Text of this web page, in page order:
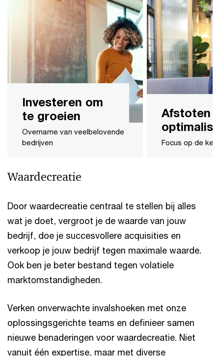
Investeren om
te groeien
Overname van veelbelovende
bedrijven
Afstoten
Focus op de kern
Waardecreatie
Door waardecreatie centraal te stellen bij alles
wat je doet, vergroot je de waarde van jouw
bedrijf, doe je succesvollere acquisities en
verkoop je jouw bedrijf tegen maximale waarde.
Ook ben je beter bestand tegen volatiele
marktomstandigheden.
Verken onverwachte invalshoeken met onze
oplossingsgerichte teams en definieer samen
nieuwe benaderingen voor waardecreatie. Niet
vanuit één expertise, maar met diverse